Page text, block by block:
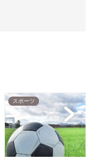
スポーツ